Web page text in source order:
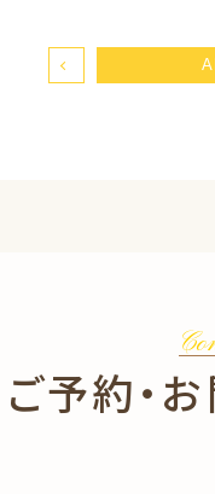
ご予約・